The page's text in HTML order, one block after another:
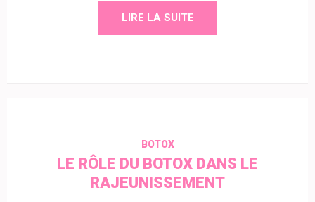
LIRE LA SUITE
BOTOX
LE RÔLE DU BOTOX DANS LE
RAJEUNISSEMENT